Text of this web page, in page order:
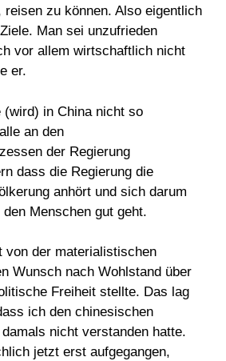
reisen zu können. Also eigentlich
Man sei unzufrieden
vor allem wirtschaftlich nicht
er.
(wird) in China nicht so
an den
der Regierung
dass die Regierung die
anhört und sich darum
Menschen gut geht.
von der materialistischen
Wunsch nach Wohlstand über
Freiheit stellte. Das lag
ich den chinesischen
nicht verstanden hatte.
jetzt erst aufgegangen,